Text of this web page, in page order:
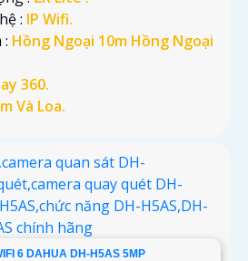
: IP Wifi.
: Hồng Ngoại 10m Hồng Ngoại
360.
Và Loa.
6 DAHUA DH-H5AS 5MP